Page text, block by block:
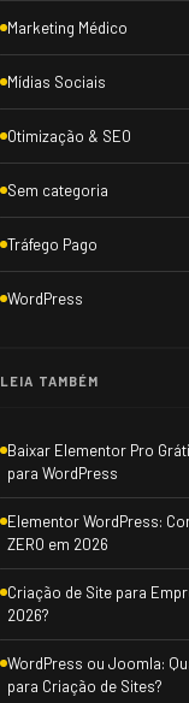
Marketing Médico
Mídias Sociais
Otimização & SEO
Sem categoria
Tráfego Pago
WordPress
LEIA TAMBÉM
Baixar Elementor Pro
para WordPress
Elementor WordPress:
ZERO em 2026
Criação de Site para
2026?
WordPress ou Joomla:
para Criação de Sites?